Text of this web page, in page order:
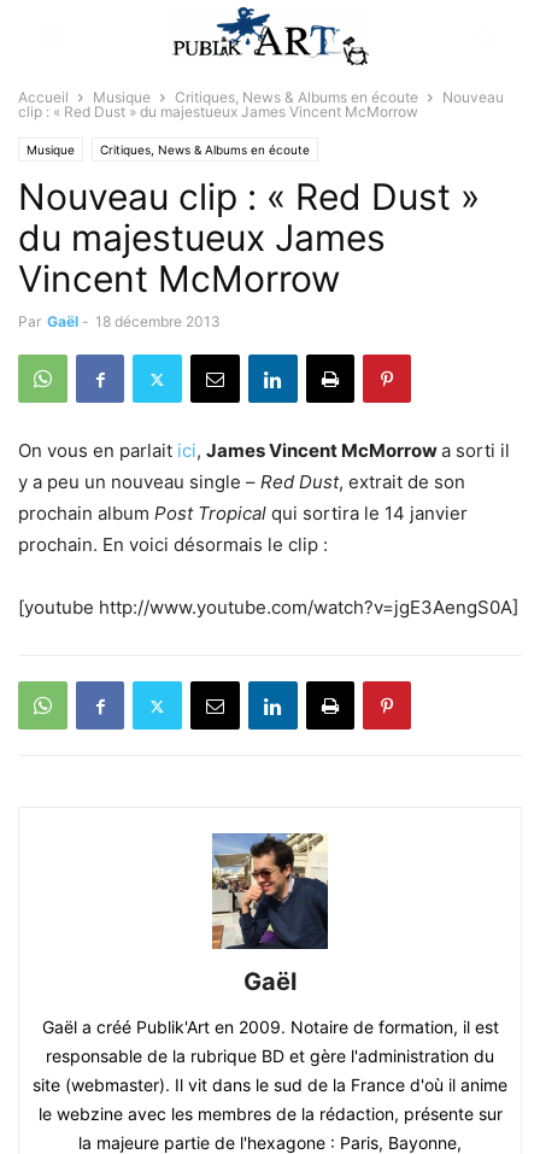
Accueil Musique Critiques, News & Albums en écoute
Nouveau
clip : « Red Dust » du majestueux James Vincent McMorrow
Musique Critiques, News & Albums en écoute
Nouveau clip : « Red Dust »
du majestueux James
Vincent McMorrow
Par Gaël - 18 décembre 2013
On vous en parlait ici, James Vincent McMorrowa sorti il
y a peu un nouveau single – Red Dust, extrait de son
prochain album Post Tropical qui sortira le 14 janvier
prochain. En voici désormais le clip :
[youtube http://www.youtube.com/watch?v=jgE3AengS0A]
Gaël
Gaël a créé Publik'Art en 2009. Notaire de formation, il est
responsable de la rubrique BD et gère l'administration du
site (webmaster). Il vit dans le sud de la France d'où il anime
le webzine avec les membres de la rédaction, présente sur
la majeure partie de l'hexagone : Paris, Bayonne,